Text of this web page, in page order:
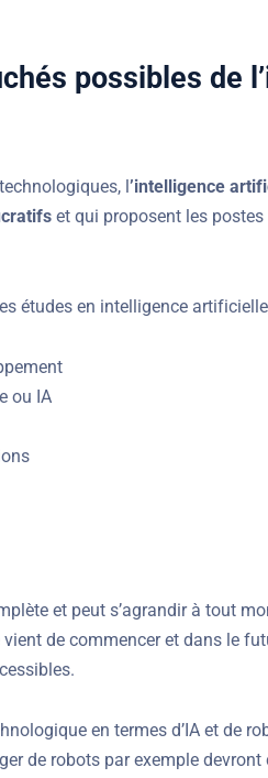
possibles de
l’intelligence
et qui proposent les
études en intelligence
ou IA
et peut s’agrandir à tout
de commencer et dans le
en termes d’IA et de
de robots par exemple